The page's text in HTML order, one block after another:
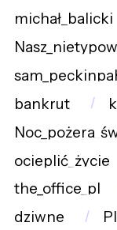
michał_balicki
bankrut
ocieplić_życie
the_office_pl
dziwne